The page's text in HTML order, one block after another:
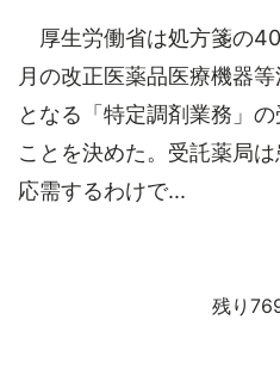
厚生労働省は処方箋の
月の改正医薬品医療機器
となる「特定調剤業務」
ことを決めた。受託薬局
応需するわけで...
残り